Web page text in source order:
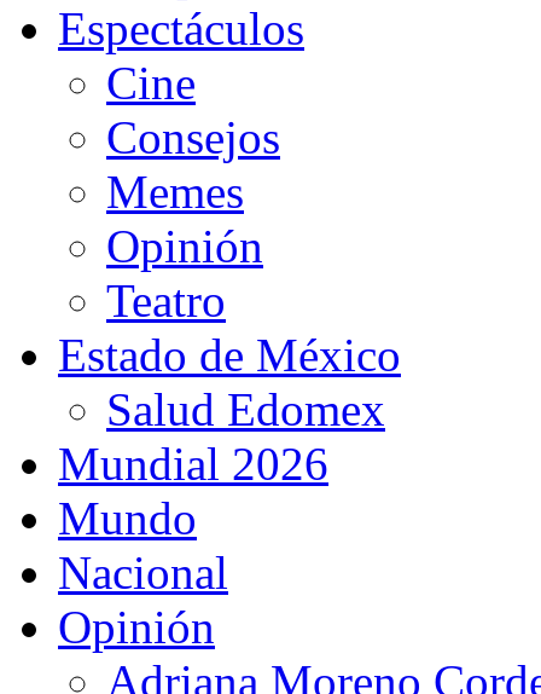
Espectáculos
Cine
Consejos
Memes
Opinión
Teatro
Estado de México
Salud Edomex
Mundial 2026
Mundo
Nacional
Opinión
Adriana Moreno